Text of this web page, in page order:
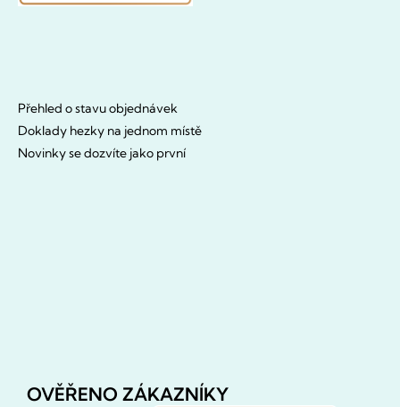
Přehled o stavu objednávek
Doklady hezky na jednom místě
Novinky se dozvíte jako první
OVĚŘENO ZÁKAZNÍKY